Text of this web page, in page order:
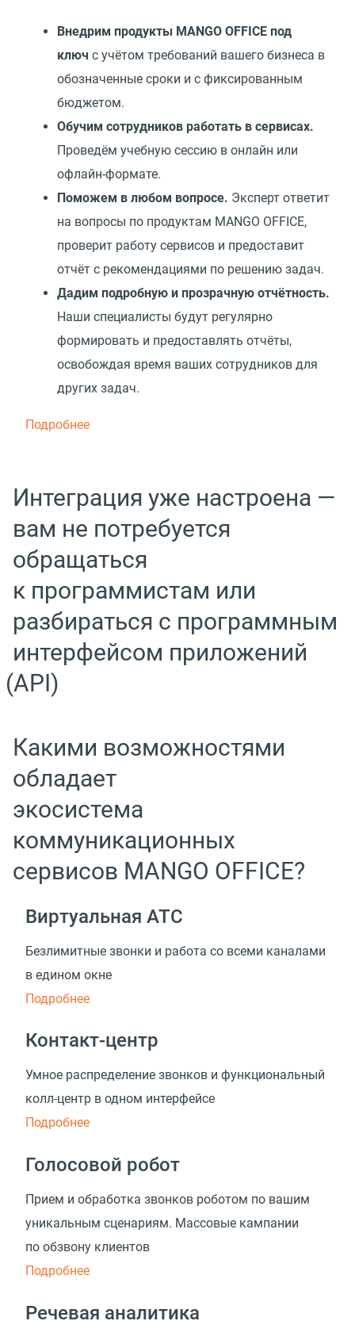
Внедрим продукты MANGO OFFICE под
ключ с учётом требований вашего бизнеса в
обозначенные сроки и с фиксированным
бюджетом.
Обучим сотрудников работать в сервисах.
Проведём учебную сессию в онлайн или
офлайн-формате.
Поможем в любом вопросе. Эксперт ответит
на вопросы по продуктам MANGO OFFICE,
проверит работу сервисов и предоставит
отчёт с рекомендациями по решению задач.
Дадим подробную и прозрачную отчётность.
Наши специалисты будут регулярно
формировать и предоставлять отчёты,
освобождая время ваших сотрудников для
других задач.
Подробнее
Интеграция уже настроена —
вам не потребуется
обращаться
к программистам или
разбираться с программным
интерфейсом приложений
(API)
Какими возможностями
обладает
экосистема
коммуникационных
сервисов MANGO OFFICE?
Виртуальная АТС
Безлимитные звонки и работа со всеми каналами
в едином окне
Подробнее
Контакт-центр
Умное распределение звонков и функциональный
колл-центр в одном интерфейсе
Подробнее
Голосовой робот
Прием и обработка звонков роботом по вашим
уникальным сценариям. Массовые кампании
по обзвону клиентов
Подробнее
Речевая аналитика